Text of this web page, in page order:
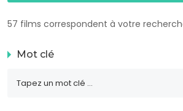
57 films correspondent à votre
Mot clé